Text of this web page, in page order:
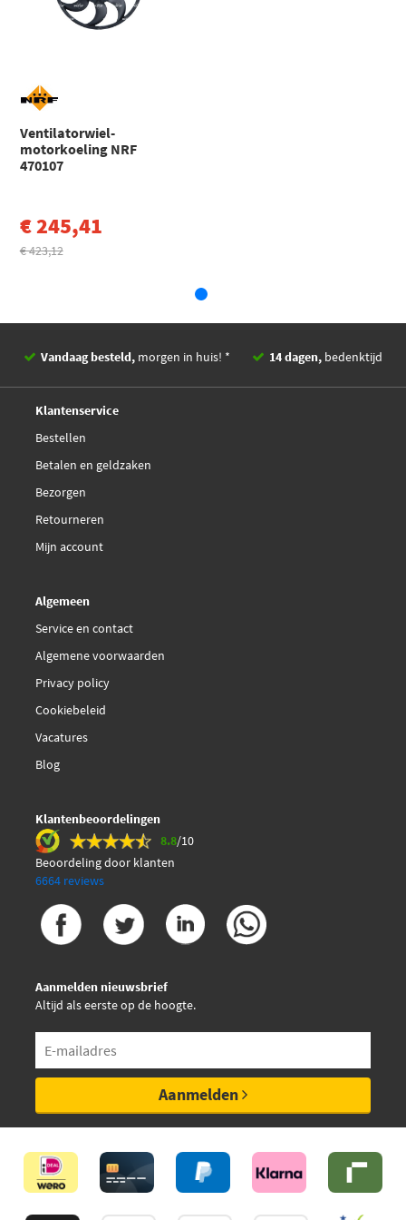
Mahle Original CFF 261
Van Wezel 0381747
Ventilatorwiel-
motorkoeling NRF
470107
€ 245,41
€ 423,12
Vandaag besteld, morgen in huis! * 14 dagen, bedenktijd
Klantenservice
Bestellen
Betalen en geldzaken
Bezorgen
Retourneren
Mijn account
Algemeen
Service en contact
Algemene voorwaarden
Privacy policy
Cookiebeleid
Vacatures
Blog
Klantenbeoordelingen
8.8/10
Beoordeling door klanten
6664 reviews
Aanmelden nieuwsbrief
Altijd als eerste op de hoogte.
Aanmelden